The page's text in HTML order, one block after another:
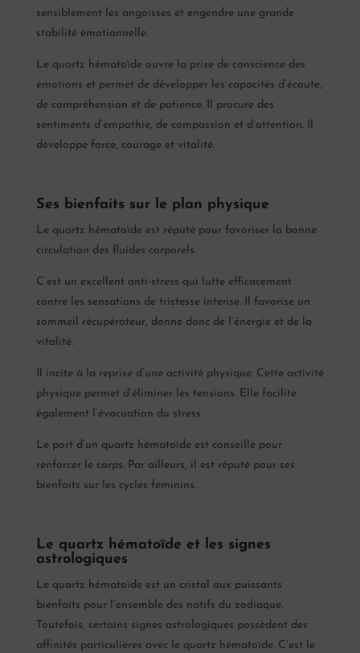
sensiblement les angoisses et engendre une grande
stabilité émotionnelle.
Le quartz hématoïde ouvre la prise de conscience des
émotions et permet de développer les capacités d’écoute,
de compréhension et de patience. Il procure des
sentiments d’empathie, de compassion et d’attention. Il
développe force, courage et vitalité.
Ses bienfaits sur le plan physique
Le quartz hématoïde est réputé pour favoriser la bonne
circulation des fluides corporels.
C’est un excellent anti-stress qui lutte efficacement
contre les sensations de tristesse intense. Il favorise un
sommeil récupérateur, donne donc de l’énergie et de la
vitalité.
Il incite à la reprise d’une activité physique. Cette activité
physique permet d’éliminer les tensions. Elle facilite
également l’évacuation du stress.
Le port d’un quartz hématoïde est conseillé pour
renforcer le corps. Par ailleurs, il est réputé pour ses
bienfaits sur les cycles féminins.
Le quartz hématoïde et les signes
astrologiques
Le quartz hématoïde est un cristal aux puissants
bienfaits pour l’ensemble des natifs du zodiaque.
Toutefois, certains signes astrologiques possèdent des
affinités particulières avec le quartz hématoïde. C’est le